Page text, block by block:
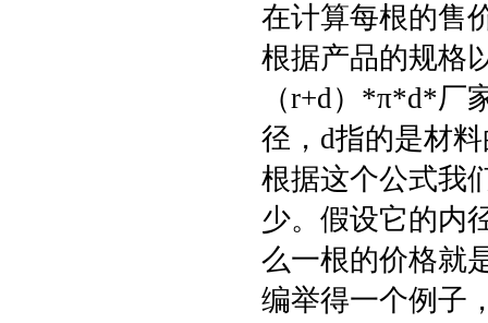
在计算每根的售
根据产品的规格
（r+d）*π*d*厂
径，d指的是材
根据这个公式我
少。假设它的内
么一根的价格就
编举得一个例子